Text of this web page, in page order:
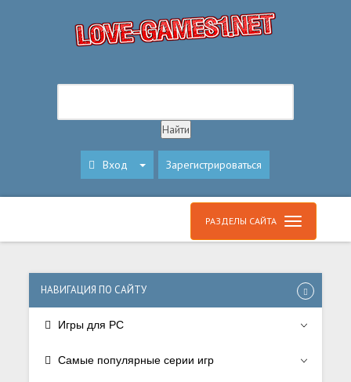
Вход Зарегистрироваться
РАЗДЕЛЫ САЙТА
НАВИГАЦИЯ ПО САЙТУ
Игры для PC
Самые популярные серии игр